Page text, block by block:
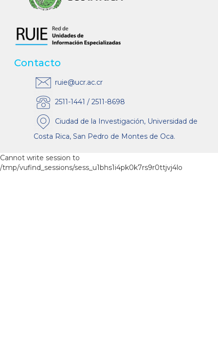
Contacto
ruie@ucr.ac.cr
2511-1441 / 2511-8698
Ciudad de la Investigación, Universidad de
Costa Rica, San Pedro de Montes de Oca.
Cannot write session to
/tmp/vufind_sessions/sess_u1bhs1i4pk0k7rs9r0ttjvj4lo